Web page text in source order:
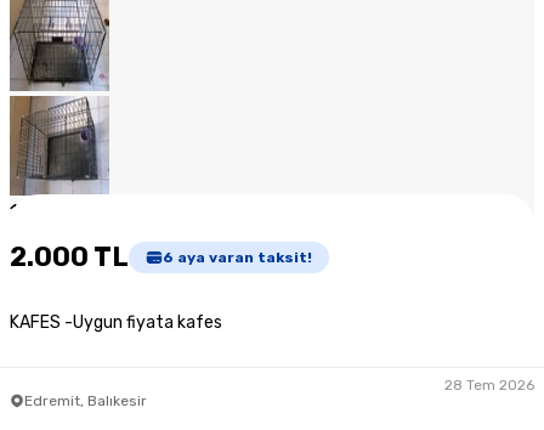
1
2.000 TL 6 aya varan taksit!
KAFES -Uygun fiyata kafes
Edremit, Balıkesir
28 Tem 2026